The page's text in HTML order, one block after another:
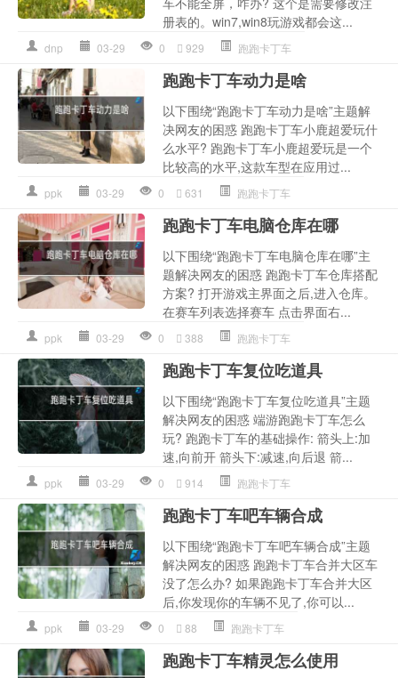
册表的。win7,win8玩游戏都会这...
dnp 03-29 0 929 跑跑卡丁车
跑跑卡丁车动力是啥
以下围绕“跑跑卡丁车动力是啥”主题解
决网友的困惑 跑跑卡丁车小鹿超爱玩什
么水平? 跑跑卡丁车小鹿超爱玩是一个
比较高的水平,这款车型在应用过...
ppk 03-29 0 631 跑跑卡丁车
跑跑卡丁车电脑仓库在哪
以下围绕“跑跑卡丁车电脑仓库在哪”主
题解决网友的困惑 跑跑卡丁车仓库搭配
方案? 打开游戏主界面之后,进入仓库。
在赛车列表选择赛车 点击界面右...
ppk 03-29 0 388 跑跑卡丁车
跑跑卡丁车复位吃道具
以下围绕“跑跑卡丁车复位吃道具”主题
解决网友的困惑 端游跑跑卡丁车怎么
玩? 跑跑卡丁车的基础操作: 箭头上:加
速,向前开 箭头下:减速,向后退 箭...
ppk 03-29 0 914 跑跑卡丁车
跑跑卡丁车吧车辆合成
以下围绕“跑跑卡丁车吧车辆合成”主题
解决网友的困惑 跑跑卡丁车合并大区车
没了怎么办? 如果跑跑卡丁车合并大区
后,你发现你的车辆不见了,你可以...
ppk 03-29 0 88 跑跑卡丁车
跑跑卡丁车精灵怎么使用